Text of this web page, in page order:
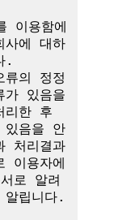
이용함에
사에 대하
.
의 정정
있음을
리한 후
있음을 안
처리결과
이용자에
로 알려
립니다.